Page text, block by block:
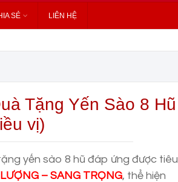
SẺ LIÊN HỆ
Tặng Yến Sào 8 Hũ
vị)
yến sào 8 hũ đáp ứng được tiêu
– SANG TRỌNG, thể hiện